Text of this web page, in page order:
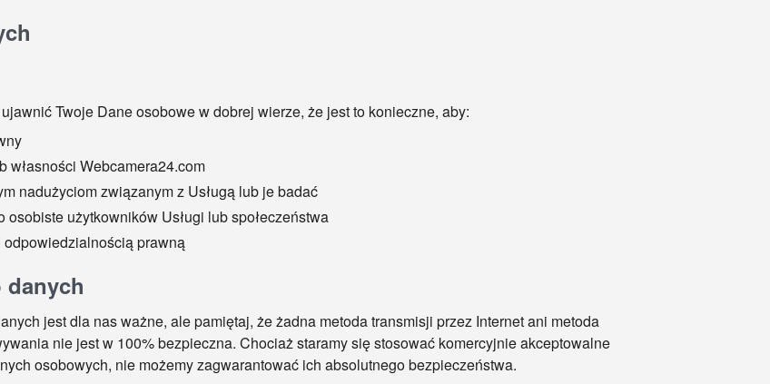
Twoje Dane osobowe w dobrej wierze, że jest to konieczne, aby:
własności Webcamera24.com
nadużyciom związanym z Usługą lub je badać
użytkowników Usługi lub społeczeństwa
prawną
danych
jest dla nas ważne, ale pamiętaj, że żadna metoda transmisji przez Internet ani metoda
nie jest w 100% bezpieczna. Chociaż staramy się stosować komercyjnie akceptowalne
osobowych, nie możemy zagwarantować ich absolutnego bezpieczeństwa.